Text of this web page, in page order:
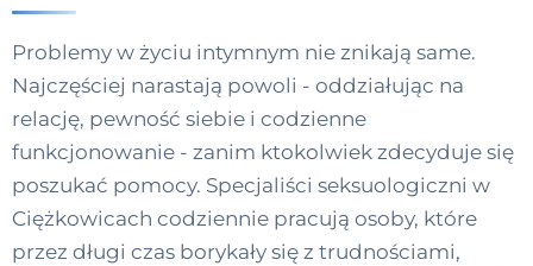
Problemy w życiu intymnym nie znikają same.
Najczęściej narastają powoli - oddziałując na
relację, pewność siebie i codzienne
funkcjonowanie - zanim ktokolwiek zdecyduje się
poszukać pomocy. Specjaliści seksuologiczni w
Ciężkowicach codziennie pracują osoby, które
przez długi czas borykały się z trudnościami,